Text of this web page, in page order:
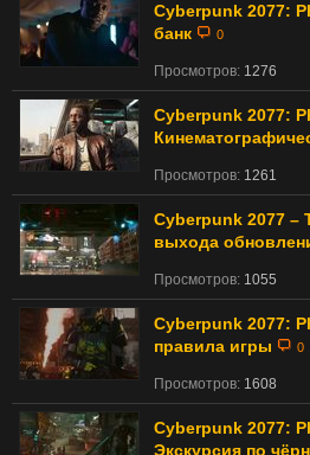
Cyberpunk 2077:
банк
0
Просмотров: 1276
Cyberpunk 2077:
Просмотров: 1261
Cyberpunk 2077 –
выхода
Просмотров: 1055
Cyberpunk 2077:
правила игры
0
Просмотров: 1608
Cyberpunk 2077:
Экскурсия по